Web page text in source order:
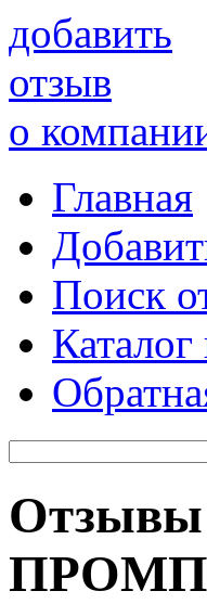
добавить
отзыв
о
Главная
Поиск
Отзывы